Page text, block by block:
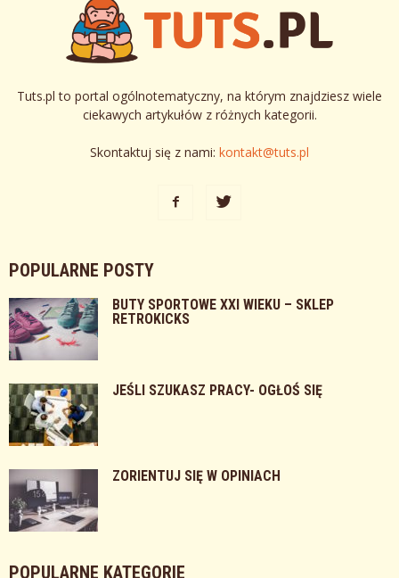
Tuts.pl to portal ogólnotematyczny, na którym znajdziesz wiele
ciekawych artykułów z różnych kategorii.
Skontaktuj się z nami: kontakt@tuts.pl
POPULARNE POSTY
BUTY SPORTOWE XXI WIEKU – SKLEP
RETROKICKS
JEŚLI SZUKASZ PRACY- OGŁOŚ SIĘ
ZORIENTUJ SIĘ W OPINIACH
POPULARNE KATEGORIE